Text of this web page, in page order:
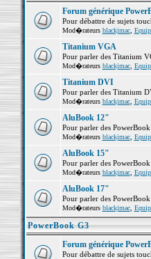
Forum générique
Pour débattre de sujets
Mod�rateurs blackjmac,
Titanium VGA
Pour parler des Titanium
Mod�rateurs blackjmac,
Titanium DVI
Pour parler des Titanium
Mod�rateurs blackjmac,
AluBook 12"
Pour parler des
Mod�rateurs blackjmac,
AluBook 15"
Pour parler des
Mod�rateurs blackjmac,
AluBook 17"
Pour parler des
Mod�rateurs blackjmac,
PowerBook G3
Forum générique
Pour débattre de sujets